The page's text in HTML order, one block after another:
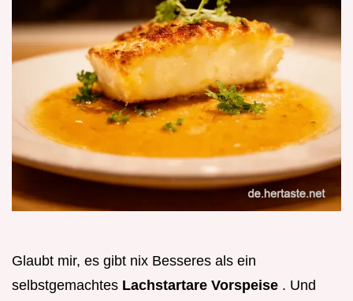
Glaubt mir, es gibt nix Besseres als ein
selbstgemachtes Lachstartare Vorspeise . Und